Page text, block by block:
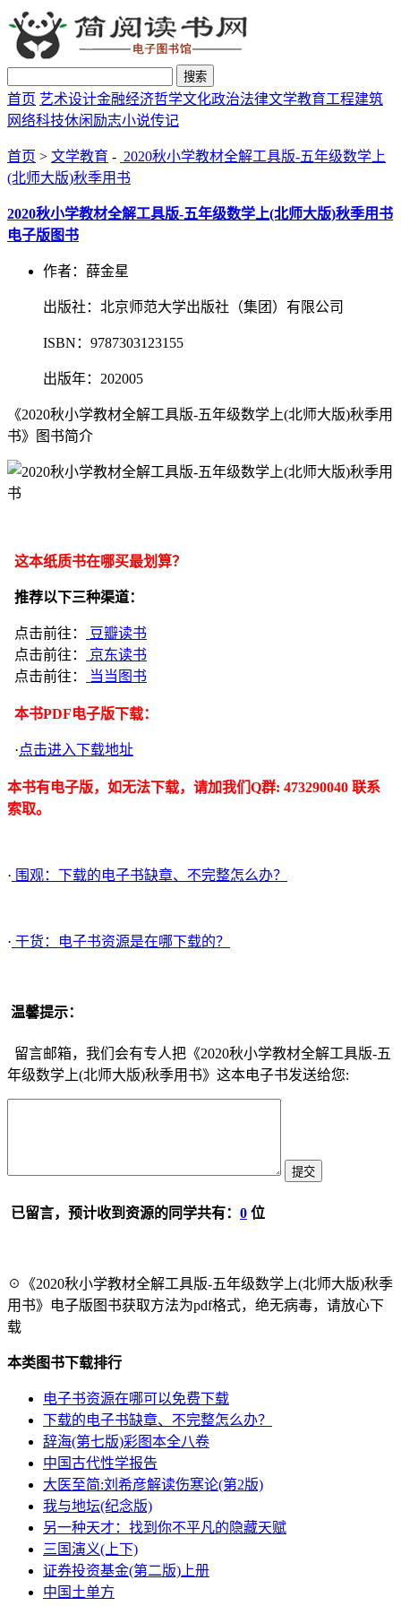
搜索
首页 艺术设计金融经济哲学文化政治法律文学教育工程建筑
网络科技休闲励志小说传记
首页 > 文学教育 - 2020秋小学教材全解工具版-五年级数学上
(北师大版)秋季用书
2020秋小学教材全解工具版-五年级数学上(北师大版)秋季用书
电子版图书
作者：薛金星
出版社：北京师范大学出版社（集团）有限公司
ISBN：9787303123155
出版年：202005
《2020秋小学教材全解工具版-五年级数学上(北师大版)秋季用
书》图书简介
这本纸质书在哪买最划算？
推荐以下三种渠道：
点击前往：
豆瓣读书
点击前往：
京东读书
点击前往：
当当图书
本书PDF电子版下载：
·点击进入下载地址
本书有电子版，如无法下载，请加我们Q群: 473290040 联系
索取。
· 围观：下载的电子书缺章、不完整怎么办？
· 干货：电子书资源是在哪下载的？
温馨提示：
留言邮箱，我们会有专人把《2020秋小学教材全解工具版-五
年级数学上(北师大版)秋季用书》这本电子书发送给您:
已留言，预计收到资源的同学共有： 0 位
☉《2020秋小学教材全解工具版-五年级数学上(北师大版)秋季
用书》电子版图书获取方法为pdf格式，绝无病毒，请放心下
载
本类图书下载排行
电子书资源在哪可以免费下载
下载的电子书缺章、不完整怎么办？
辞海(第七版)彩图本全八卷
中国古代性学报告
大医至简:刘希彦解读伤寒论(第2版)
我与地坛(纪念版)
另一种天才：找到你不平凡的隐藏天赋
三国演义(上下)
证券投资基金(第二版)上册
中国土单方